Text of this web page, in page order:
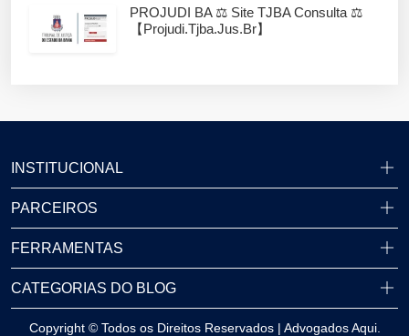
PROJUDI BA ⚖️ Site TJBA Consulta ⚖️
【projudi.tjba.jus.br】
INSTITUCIONAL
PARCEIROS
FERRAMENTAS
CATEGORIAS DO BLOG
Copyright © Todos os Direitos Reservados | Advogados Aqui.